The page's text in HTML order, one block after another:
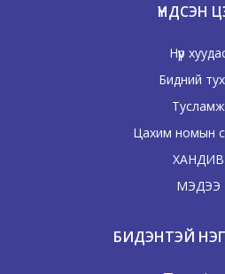
ҮНДСЭН
Нүүр
Бидний
Тусламж
Цахим номын
ХАНДИВ
МЭДЭЭ
БИДЭНТЭЙ